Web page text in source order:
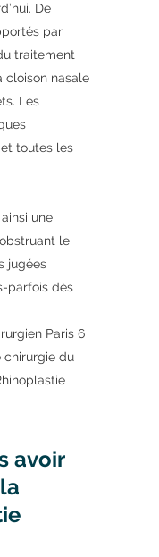
De
par
traitement
cloison nasale
Les
toutes les
une
le
jugées
parfois dès
avoir